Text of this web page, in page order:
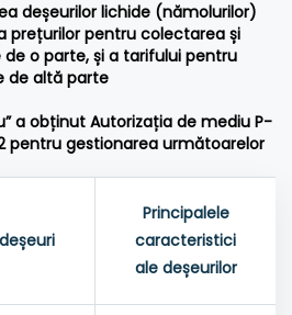
deșeurilor lichide (nămolurilor)
prețurilor pentru colectarea și
o parte, și a tarifului pentru
de altă parte
a obținut Autorizația de mediu P-
pentru gestionarea următoarelor
Principalele
caracteristici
ale deșeurilor